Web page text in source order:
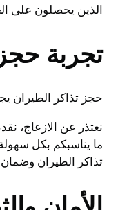
الذين يحصلون على
تجربة
حجز تذاكر الطيران
نعتذر عن الازعاج،
ما يناسبكم بكل
تذاكر الطيران